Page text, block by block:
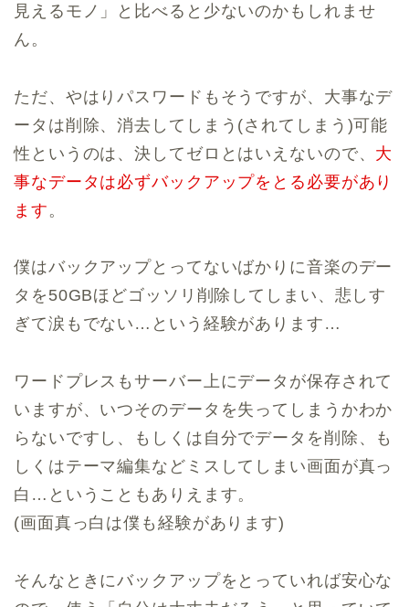
見えるモノ」と比べると少ないのかもしれませ
ん。
ただ、やはりパスワードもそうですが、大事なデ
ータは削除、消去してしまう(されてしまう)可能
性というのは、決してゼロとはいえないので、 大
事なデータは必ずバックアップをとる必要があり
ます 。
僕はバックアップとってないばかりに音楽のデー
タを50GBほどゴッソリ削除してしまい、悲しす
ぎて涙もでない…という経験があります…
ワードプレスもサーバー上にデータが保存されて
いますが、いつそのデータを失ってしまうかわか
らないですし、もしくは自分でデータを削除、も
しくはテーマ編集などミスしてしまい画面が真っ
白…ということもありえます。
(画面真っ白は僕も経験があります)
そんなときにバックアップをとっていれば安心な